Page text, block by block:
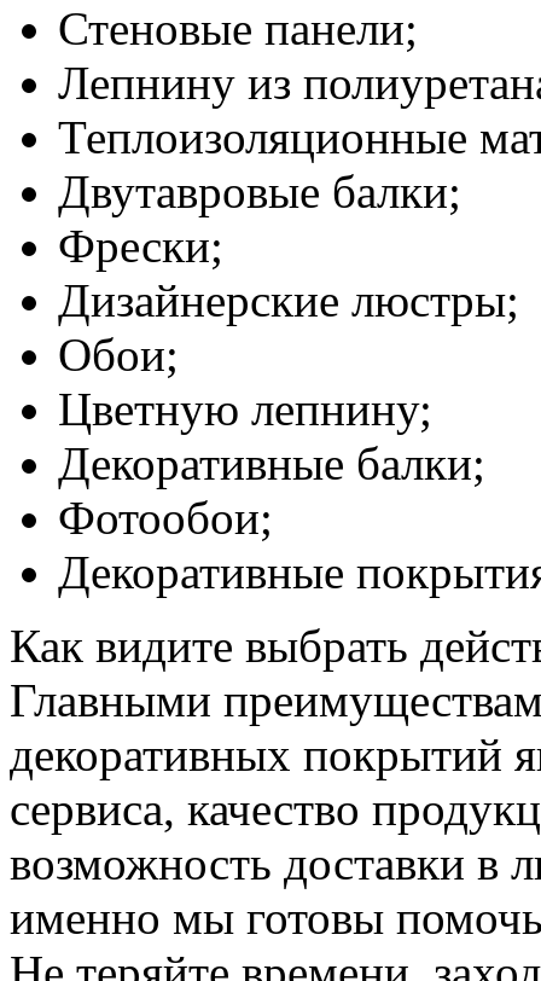
Стеновые панели;
Лепнину из
Теплоизоляционные
Двутавровые балки;
Фрески;
Дизайнерские люстры;
Обои;
Цветную лепнину;
Декоративные балки;
Фотообои;
Декоративные
Как видите выбрать
Главными
декоративных покрытий
сервиса, качество
возможность доставки в
именно мы готовы